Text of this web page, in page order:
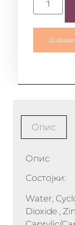
Додади
Опис
Опис
Состојки:
Water,
Dioxide ,